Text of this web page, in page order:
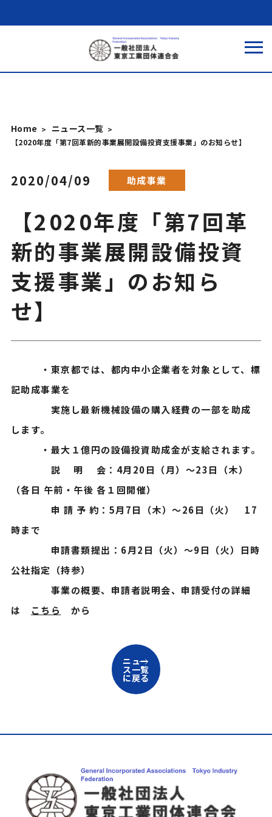
Home ニュース一覧
【2020年度「第7回革新的事業展開設備投資支援事業」のお知らせ】
2020/04/09 助成事業
【2020年度「第7回革
新的事業展開設備投資
支援事業」のお知ら
せ】
・東京都では、都内中小企業者を対象として、標
記助成事業を
実施し最新機械設備の購入経費の一部を助成
します。
・最大１億円の設備投資助成金が支給されます。
説 明 会：4月20日（月）～23日（木）
（各日 午前・午後 各１回開催）
申 請 予 約：5月7日（木）～26日（火） 17
時まで
申請書類提出：6月2日（火）～9日（火）日時
公社指定（持参）
事業の概要、申請者説明会、申請受付の詳細
は こちら から
ニュー
ス一覧
に戻る